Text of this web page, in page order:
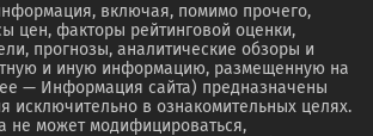
включая, помимо прочего,
цен, факторы рейтинговой оценки,
прогнозы, аналитические обзоры и
и иную информацию, размещенную на
— Информация сайта) предназначены
исключительно в ознакомительных целях.
не может модифицироваться,